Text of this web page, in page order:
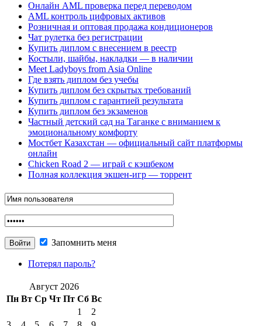
Онлайн AML проверка перед переводом
AML контроль цифровых активов
Розничная и оптовая продажа кондиционеров
Чат рулетка без регистрации
Купить диплом с внесением в реестр
Костыли, шайбы, накладки — в наличии
Meet Ladyboys from Asia Online
Где взять диплом без учебы
Купить диплом без скрытых требований
Купить диплом с гарантией результата
Купить диплом без экзаменов
Частный детский сад на Таганке с вниманием к
эмоциональному комфорту
Мостбет Казахстан — официальный сайт платформы
онлайн
Chicken Road 2 — играй с кэшбеком
Полная коллекция экшен-игр — торрент
Запомнить меня
Потерял пароль?
Август 2026
Пн Вт Ср Чт Пт Сб Вс
1
2